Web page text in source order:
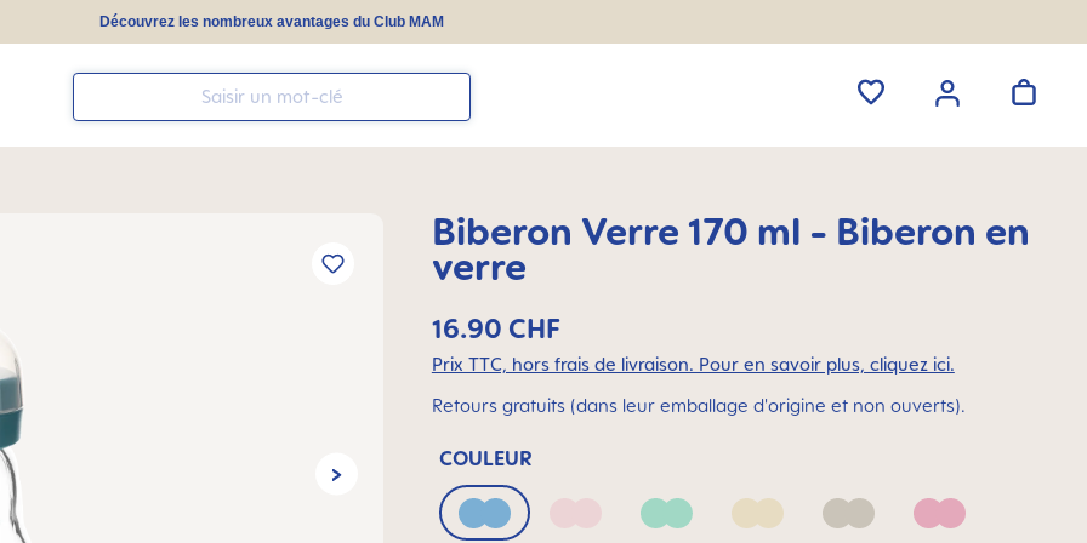
Découvrez les nombreux avantages du Club MAM
Biberon Verre 170 ml - Biberon en
verre
16.90 CHF
Prix TTC, hors frais de livraison. Pour en savoir plus, cliquez ici.
Retours gratuits (dans leur emballage d'origine et non ouverts).
COULEUR
Blue Green Linen Neutral Pink